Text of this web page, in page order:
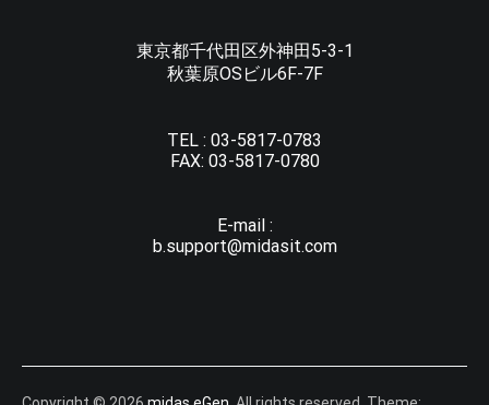
東京都千代田区外神田5-3-1
秋葉原OSビル6F-7F
TEL : 03-5817-0783
FAX: 03-5817-0780
E-mail :
b.support@midasit.com